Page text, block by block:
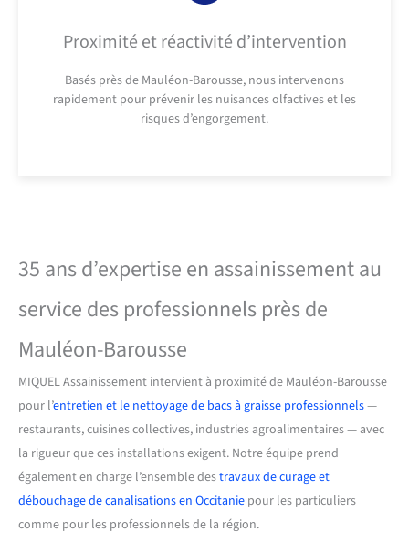
Proximité et réactivité d’intervention
Basés près de Mauléon-Barousse, nous intervenons
rapidement pour prévenir les nuisances olfactives et les
risques d’engorgement.
35 ans d’expertise en assainissement au
service des professionnels près de
Mauléon-Barousse
MIQUEL Assainissement intervient à proximité de Mauléon-Barousse
pour l’entretien et le nettoyage de bacs à graisse professionnels—
restaurants, cuisines collectives, industries agroalimentaires — avec
la rigueur que ces installations exigent. Notre équipe prend
également en charge l’ensemble destravaux de curage et
débouchage de canalisations en Occitanie pour les particuliers
comme pour les professionnels de la région.